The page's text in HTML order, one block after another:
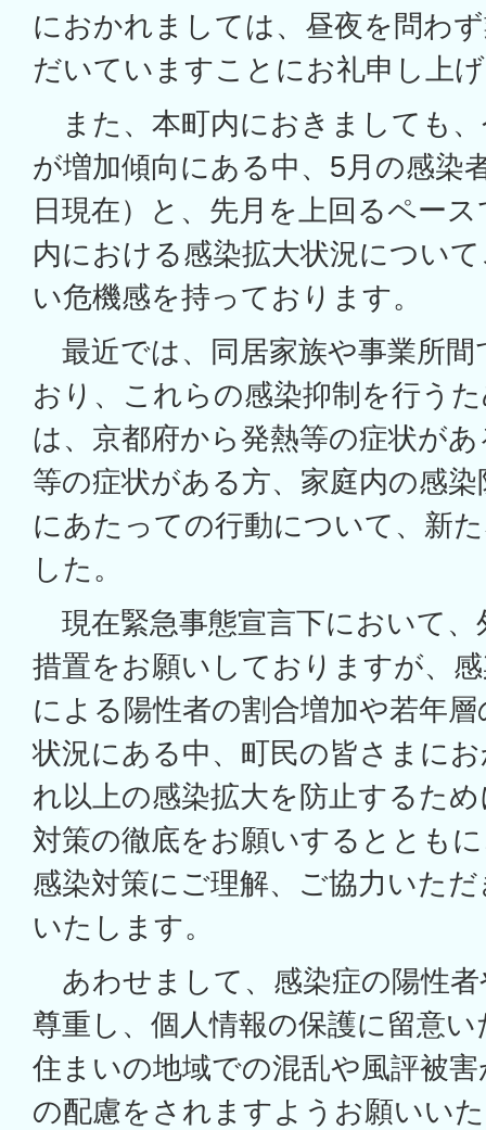
におかれましては、昼夜を問わ
だいていますことにお礼申し上
また、本町内におきましても
が増加傾向にある中、5月の感染
日現在）と、先月を上回るペー
内における感染拡大状況につい
い危機感を持っております。
最近では、同居家族や事業所間
おり、これらの感染抑制を行う
は、京都府から発熱等の症状が
等の症状がある方、家庭内の感
にあたっての行動について、新
した。
現在緊急事態宣言下において、
措置をお願いしておりますが、
による陽性者の割合増加や若年
状況にある中、町民の皆さまに
れ以上の感染拡大を防止するた
対策の徹底をお願いするととも
感染対策にご理解、ご協力いた
いたします。
あわせまして、感染症の陽性
尊重し、個人情報の保護に留意
住まいの地域での混乱や風評被
の配慮をされますようお願いい